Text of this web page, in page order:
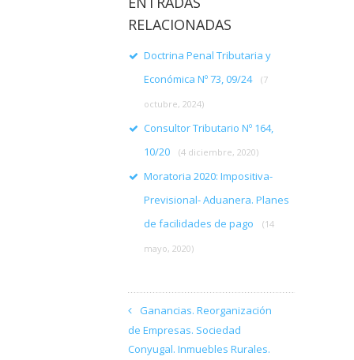
RELACIONADAS
Doctrina Penal Tributaria y
Económica Nº 73, 09/24
(7
octubre, 2024)
Consultor Tributario Nº 164,
10/20
(4 diciembre, 2020)
Moratoria 2020: Impositiva-
Previsional- Aduanera. Planes
de facilidades de pago
(14
mayo, 2020)
Ganancias. Reorganización
de Empresas. Sociedad
Conyugal. Inmuebles Rurales.